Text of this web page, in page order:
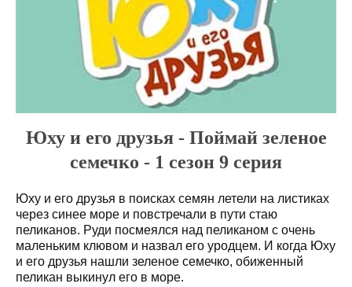
Юху и его друзья - Поймай зеленое
семечко - 1 сезон 9 серия
Юху и его друзья в поисках семян летели на листиках
через синее море и повстречали в пути стаю
пеликанов. Руди посмеялся над пеликаном с очень
маленьким клювом и назвал его уродцем. И когда Юху
и его друзья нашли зеленое семечко, обиженный
пеликан выкинул его в море.